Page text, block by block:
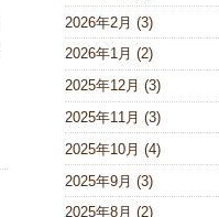
2026年2月 (3)
2026年1月 (2)
2025年12月 (3)
2025年11月 (3)
2025年10月 (4)
2025年9月 (3)
2025年8月 (2)